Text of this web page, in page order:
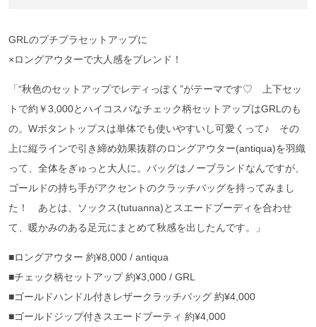
GRLのプチプラセットアップに
×ロングアウターで大人感をブレンド！
「“秋色のセットアップでレディっぽく”がテーマです♡ 上下セッ
トで約￥3,000とハイコスパなチェック柄セットアップはGRLのも
の。Wボタントップスは単体でも使いやすいし可愛くって♪ その
上に縦ラインで引き締め効果抜群のロングアウター(antiqua)を羽織
って、全体をぎゅっと大人に。バッグはノーブランドなんですが、
ゴールドの持ち手がアクセントのクラッチバッグを持ってみまし
た！ あとは、ソックス(tutuanna)とスエードブーディを合わせ
て、暖かみのある足元にまとめて秋感を出したんです。」
■ロングアウター 約¥8,000 / antiqua
■チェック柄セットアップ 約¥3,000 / GRL
■ゴールドハンドル付きレザークラッチバッグ 約¥4,000
■ゴールドジップ付きスエードブーティ 約¥4,000